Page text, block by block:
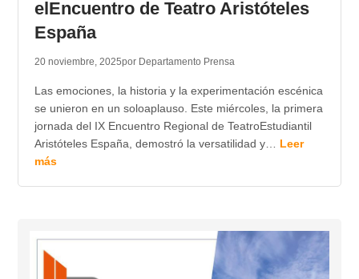
elEncuentro de Teatro Aristóteles
España
20 noviembre, 2025por Departamento Prensa
Las emociones, la historia y la experimentación escénica
se unieron en un soloaplauso. Este miércoles, la primera
jornada del IX Encuentro Regional de TeatroEstudiantil
Aristóteles España, demostró la versatilidad y… Leer
más